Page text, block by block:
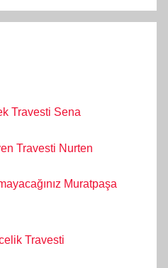
Travesti Sena
Travesti Nurten
Muratpaşa
Travesti